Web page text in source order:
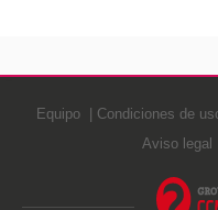
Equipo Condiciones de
Aviso legal